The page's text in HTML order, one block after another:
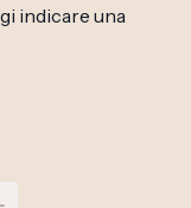
indicare una